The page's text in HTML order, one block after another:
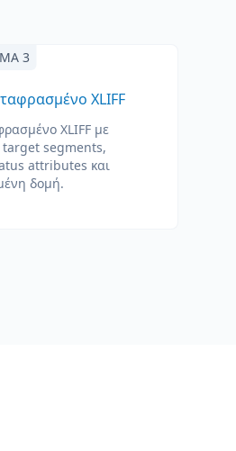
3
XLIFF
XLIFF με
segments,
attributes και
δομή.